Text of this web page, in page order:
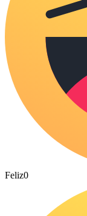
Feliz0